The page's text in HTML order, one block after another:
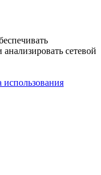
сетевой
использования